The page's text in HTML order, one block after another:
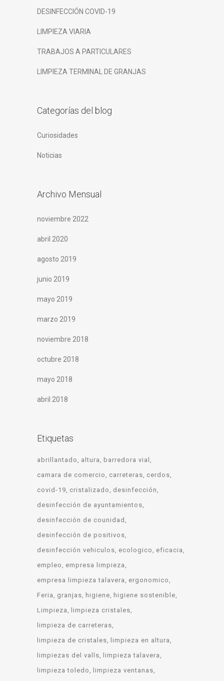
DESINFECCIÓN COVID-19
LIMPIEZA VIARIA
TRABAJOS A PARTICULARES
LIMPIEZA TERMINAL DE GRANJAS
Categorías del blog
Curiosidades
Noticias
Archivo Mensual
noviembre 2022
abril 2020
agosto 2019
junio 2019
mayo 2019
marzo 2019
noviembre 2018
octubre 2018
mayo 2018
abril 2018
Etiquetas
abrillantado altura
barredora vial
camara de comercio
carreteras cerdos
covid-19 cristalizado
desinfección
desinfección de ayuntamientos
desinfección de counidad
desinfección de positivos
desinfección vehiculos ecologico
eficacia
empleo
empresa limpieza
empresa limpieza talavera
ergonomico
Feria
granjas higiene
higiene sostenible
Limpieza
limpieza cristales
limpieza de carreteras
limpieza de cristales
limpieza en altura
limpiezas del valls
limpieza talavera
limpieza toledo
limpieza ventanas